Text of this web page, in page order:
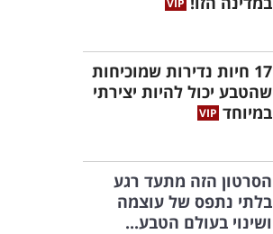
17 חיות נדירות שמוכיחות
שהטבע יכול להיות יצירתי
במיוחד
הסרטון הזה מתעד רגע
בלתי נתפס של עוצמה
ושינוי בעולם הטבע...